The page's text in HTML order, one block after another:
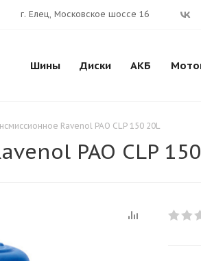
г. Елец, Московское шоссе 16
Шины Диски АКБ
Ravenol PAO CLP 150 20L
PAO CLP